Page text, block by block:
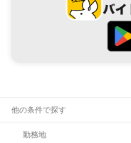
他の条件で探す
勤務地